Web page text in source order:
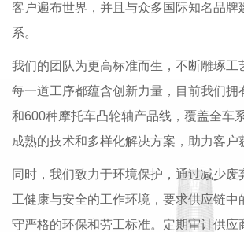
客户遍布世界，并且与众多国际知名品牌
系。
我们的团队为更高标准而生，不断雕琢工
每一道工序都蕴含创新力量，目前我们拥
和600种摩托车凸轮轴产品线，覆盖全车
成熟的技术和多样化解决方案，助力客户
同时，我们致力于环境保护，通过减少废
工健康与安全的工作环境，要求供应链中
守严格的环保和劳工标准。定期审计供应